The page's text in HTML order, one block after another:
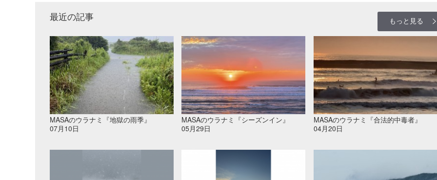
最近の記事 もっと見る
MASAのウラナミ『地獄の雨季』
07月10日
MASAのウラナミ『シーズンイン』
05月29日
MASAのウラナミ『合法的中毒者』
04月20日